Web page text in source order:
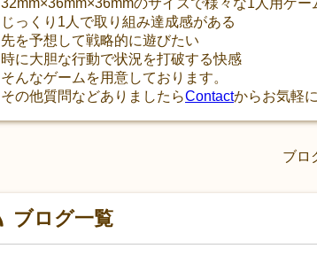
32mm×36mm×36mmのサイズで様々な1人用ゲー
じっくり1人で取り組み達成感がある
先を予想して戦略的に遊びたい
時に大胆な行動で状況を打破する快感
そんなゲームを用意しております。
その他質問などありましたらContactからお気軽
ブロ
ブログ一覧